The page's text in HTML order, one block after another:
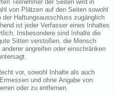
Teilnehmer der Seiten wird in
von Plätzen auf den Seiten sowohl
der Haftungsausschluss zugänglich
ist jeder Verfasser eines Inhaltes
Insbesondere sind Inhalte die
Sitten verstoßen, die Mensch
angreifen oder einschränken
vor, sowohl Inhalte als auch
und ohne Angabe von
oder zu entfernen.